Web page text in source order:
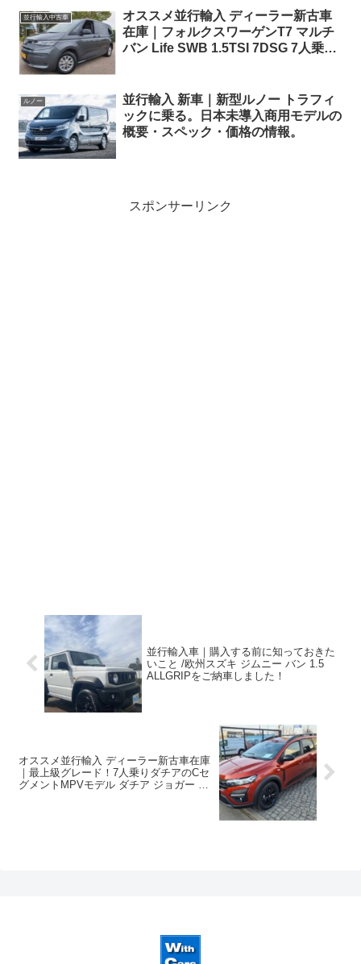
並行輸入中古車
オススメ並行輸入 ディーラー新古車
在庫｜フォルクスワーゲンT7 マルチ
バン Life SWB 1.5TSI 7DSG 7人乗り
ルノー
並行輸入 新車｜新型ルノー トラフィ
ックに乗る。日本未導入商用モデルの
概要・スペック・価格の情報。
スポンサーリンク
並行輸入車｜購入する前に知っておきた
いこと /欧州スズキ ジムニー バン 1.5
ALLGRIPをご納車しました！
オススメ並行輸入 ディーラー新古車在庫
｜最上級グレード！7人乗りダチアのCセ
グメントMPVモデル ダチア ジョガー エ